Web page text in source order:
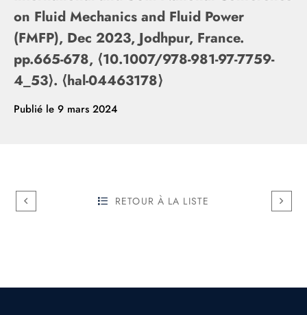
on Fluid Mechanics and Fluid Power
(FMFP), Dec 2023, Jodhpur, France.
pp.665-678, ⟨10.1007/978-981-97-7759-
4_53⟩. ⟨hal-04463178⟩
Publié le 9 mars 2024
RETOUR À LA LISTE